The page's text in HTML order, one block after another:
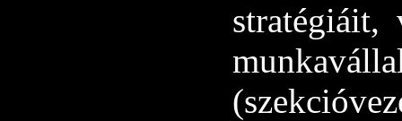
stratégiáit,